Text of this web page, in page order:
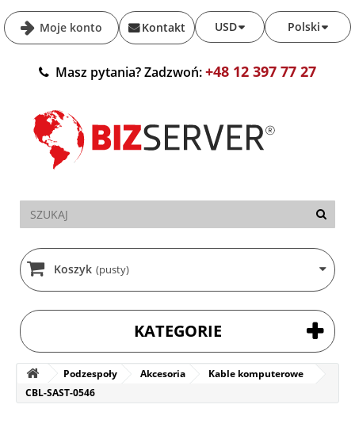
Moje konto Polski
USD
Kontakt
Masz pytania? Zadzwoń:+48 12 397 77 27
Koszyk (pusty)
KATEGORIE
Podzespoły Akcesoria
Kable komputerowe
CBL-SAST-0546